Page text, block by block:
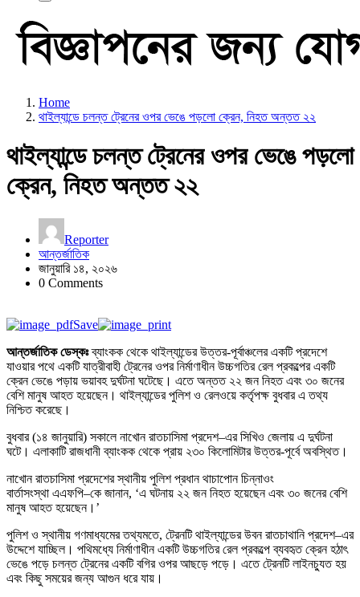
Home
থাইল্যান্ডে চলন্ত ট্রেনের ওপর ভেঙে পড়লো ক্রেন, নিহত অন্তত ২২
থাইল্যান্ডে চলন্ত ট্রেনের ওপর ভেঙে পড়লো
ক্রেন, নিহত অন্তত ২২
Reporter
আন্তর্জাতিক
জানুয়ারি ১৪, ২০২৬
0 Comments
Save
আন্তর্জাতিক ডেস্কঃব্যাংকক থেকে থাইল্যান্ডের উত্তর-পূর্বাঞ্চলের একটি প্রদেশে
যাওয়ার পথে একটি যাত্রীবাহী ট্রেনের ওপর নির্মাণাধীন উচ্চগতির রেল প্রকল্পের একটি
ক্রেন ভেঙে পড়ায় ভয়াবহ দুর্ঘটনা ঘটেছে। এতে অন্তত ২২ জন নিহত এবং ৩০ জনের
বেশি মানুষ আহত হয়েছেন। থাইল্যান্ডের পুলিশ ও রেলওয়ে কর্তৃপক্ষ বুধবার এ তথ্য
নিশ্চিত করেছে।
বুধবার (১৪ জানুয়ারি) সকালেনাখোন রাতচাসিমা প্রদেশ–এর সিখিও জেলায় এ দুর্ঘটনা
ঘটে। এলাকাটি রাজধানীব্যাংকক থেকে প্রায় ২৩০ কিলোমিটার উত্তর-পূর্বে অবস্থিত।
নাখোন রাতচাসিমা প্রদেশের স্থানীয় পুলিশ প্রধান থাচাপোন চিন্নাওং
বার্তাসংস্থা এএফপি–কে জানান, ‘এ ঘটনায় ২২ জন নিহত হয়েছেন এবং ৩০ জনের বেশি
মানুষ আহত হয়েছেন।’
পুলিশ ও স্থানীয় গণমাধ্যমের তথ্যমতে, ট্রেনটি থাইল্যান্ডেরউবন রাতচাথানি প্রদেশ–এর
উদ্দেশে যাচ্ছিল। পথিমধ্যে নির্মাণাধীন একটি উচ্চগতির রেল প্রকল্পে ব্যবহৃত ক্রেন হঠাৎ
ভেঙে পড়ে চলন্ত ট্রেনের একটি বগির ওপর আছড়ে পড়ে। এতে ট্রেনটি লাইনচ্যুত হয়
এবং কিছু সময়ের জন্য আগুন ধরে যায়।